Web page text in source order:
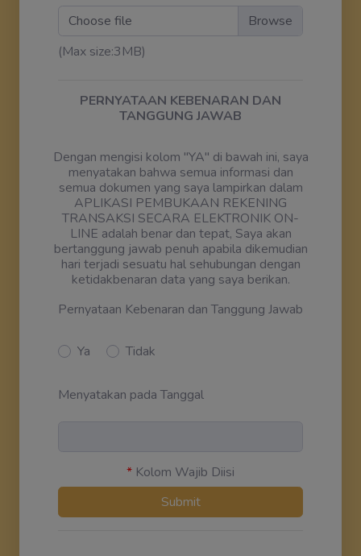
Choose file
(Max size:3MB)
PERNYATAAN KEBENARAN DAN
TANGGUNG JAWAB
Dengan mengisi kolom "YA" di bawah ini, saya
menyatakan bahwa semua informasi dan
semua dokumen yang saya lampirkan dalam
APLIKASI PEMBUKAAN REKENING
TRANSAKSI SECARA ELEKTRONIK ON-
LINE adalah benar dan tepat, Saya akan
bertanggung jawab penuh apabila dikemudian
hari terjadi sesuatu hal sehubungan dengan
ketidakbenaran data yang saya berikan.
Pernyataan Kebenaran dan Tanggung Jawab
Ya Tidak
Menyatakan pada Tanggal
* Kolom Wajib Diisi
Submit